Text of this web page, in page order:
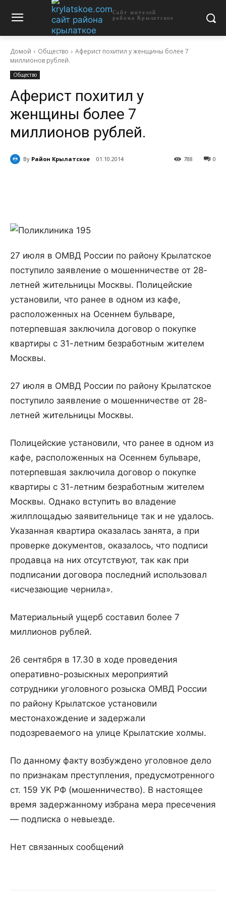
Сайт жителей
района Крылатское
Домой Общество
Аферист похитил у женщины более 7
миллионов рублей.
Общество
Аферист похитил у
женщины более 7
миллионов рублей.
By Район Крылатское 01.10.2014 0
788
27 июля в ОМВД России по району Крылатское
поступило заявление о мошенничестве от 28-
летней жительницы Москвы. Полицейские
установили, что ранее в одном из кафе,
расположенных на Осеннем бульваре,
потерпевшая заключила договор о покупке
квартиры с 31-летним безработным жителем
Москвы.
27 июля в ОМВД России по району Крылатское
поступило заявление о мошенничестве от 28-
летней жительницы Москвы.
Полицейские установили, что ранее в одном из
кафе, расположенных на Осеннем бульваре,
потерпевшая заключила договор о покупке
квартиры с 31-летним безработным жителем
Москвы. Однако вступить во владение
жилплощадью заявительнице так и не удалось.
Указанная квартира оказалась занята, а при
проверке документов, оказалось, что подписи
продавца на них отсутствуют, так как при
подписании договора последний использовал
«исчезающие чернила».
Материальный ущерб составил более 7
миллионов рублей.
26 сентября в 17.30 в ходе проведения
оперативно-розыскных мероприятий
сотрудники уголовного розыска ОМВД России
по району Крылатское установили
местонахождение и задержали
подозреваемого на улице Крылатские холмы.
По данному факту возбуждено уголовное дело
по признакам преступления, предусмотренного
ст. 159 УК РФ (мошенничество). В настоящее
время задержанному избрана мера пресечения
— подписка о невыезде.
Нет связанных сообщений